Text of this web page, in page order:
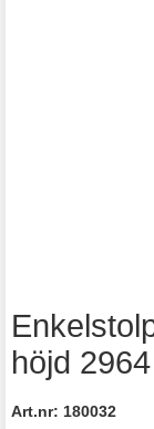
höjd
Art.nr: 180032